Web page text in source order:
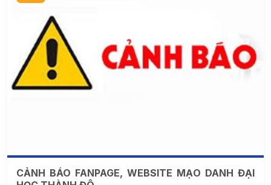
CẢNH BÁO FANPAGE, WEBSITE MẠO DANH ĐẠI